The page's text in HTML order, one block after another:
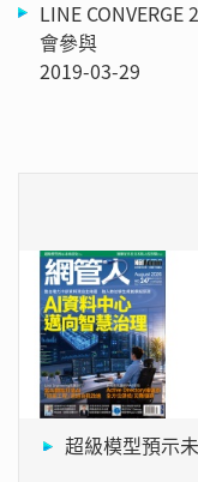
LINE
會參與
2019-03-29
超級模型預示